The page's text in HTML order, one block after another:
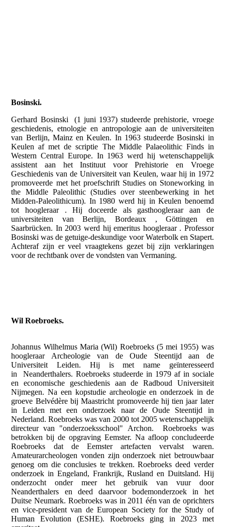
Bosinski.
Gerhard Bosinski (1 juni 1937) studeerde prehistorie, vroege
geschiedenis, etnologie en antropologie aan de universiteiten
van Berlijn, Mainz en Keulen. In 1963 studeerde Bosinski in
Keulen af met de scriptie The Middle Palaeolithic Finds in
Western Central Europe. In 1963 werd hij wetenschappelijk
assistent aan het Instituut voor Prehistorie en Vroege
Geschiedenis van de Universiteit van Keulen, waar hij in 1972
promoveerde met het proefschrift Studies on Stoneworking in
the Middle Paleolithic (Studies over steenbewerking in het
Midden-Paleolithicum). In 1980 werd hij in Keulen benoemd
tot hoogleraar . Hij doceerde als gasthoogleraar aan de
universiteiten van Berlijn, Bordeaux , Göttingen en
Saarbrücken. In 2003 werd hij emeritus hoogleraar . Professor
Bosinski was de getuige-deskundige voor Waterbolk en Stapert.
Achteraf zijn er veel vraagtekens gezet bij zijn verklaringen
voor de rechtbank over de vondsten van Vermaning.
Wil Roebroeks.
Johannus Wilhelmus Maria (Wil) Roebroeks (5 mei 1955) was
hoogleraar Archeologie van de Oude Steentijd aan de
Universiteit Leiden. Hij is met name geïnteresseerd
in Neanderthalers. Roebroeks studeerde in 1979 af in sociale
en economische geschiedenis aan de Radboud Universiteit
Nijmegen. Na een kopstudie archeologie en onderzoek in de
groeve Belvédère bij Maastricht promoveerde hij tien jaar later
in Leiden met een onderzoek naar de Oude Steentijd in
Nederland. Roebroeks was van 2000 tot 2005 wetenschappelijk
directeur van "onderzoeksschool" Archon. Roebroeks was
betrokken bij de opgraving Eemster. Na afloop concludeerde
Roebroeks dat de Eemster artefacten vervalst waren.
Amateurarcheologen vonden zijn onderzoek niet betrouwbaar
genoeg om die conclusies te trekken. Roebroeks deed verder
onderzoek in Engeland, Frankrijk, Rusland en Duitsland. Hij
onderzocht onder meer het gebruik van vuur door
Neanderthalers en deed daarvoor bodemonderzoek in het
Duitse Neumark. Roebroeks was in 2011 één van de oprichters
en vice-president van de European Society for the Study of
Human Evolution (ESHE). Roebroeks ging in 2023 met